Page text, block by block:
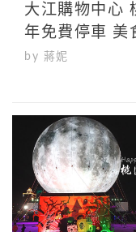
大江購物中心
年免費停車 美
by 蔣妮